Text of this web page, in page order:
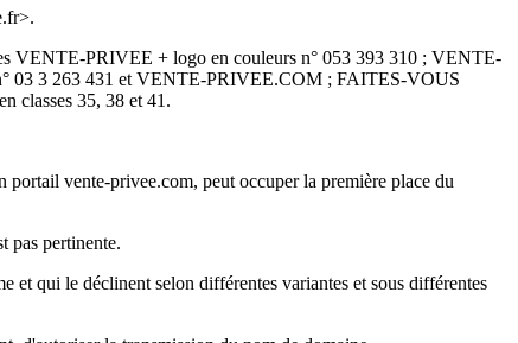
VENTE-PRIVEE + logo en couleurs n° 053 393 310 ; VENTE-
03 3 263 431 et VENTE-PRIVEE.COM ; FAITES-VOUS
classes 35, 38 et 41.
portail vente-privee.com, peut occuper la première place du
pas pertinente.
et qui le déclinent selon différentes variantes et sous différentes